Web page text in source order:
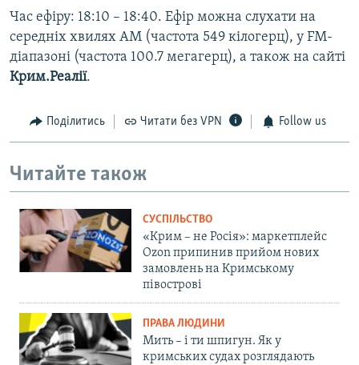
Час ефіру: 18:10 – 18:40. Ефір можна слухати на
середніх хвилях AM (частота 549 кілогерц), у FM-
діапазоні (частота 100.7 мегагерц), а також на сайті
Крим.Реалії.
Поділитись Читати без VPN Follow us
Читайте також
СУСПІЛЬСТВО
«Крим – не Росія»: маркетплейс
Ozon припинив прийом нових
замовлень на Кримському
півострові
ПРАВА ЛЮДИНИ
Мить – і ти шпигун. Як у
кримських судах розглядають